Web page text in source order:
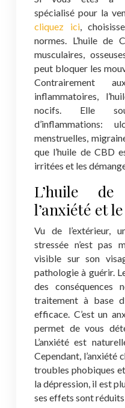
spécialisé pour la
cliquez ici,
normes. L’huile de
musculaires,
peut bloquer les
Contrairement
inflammatoires,
nocifs. Elle
d’inflammations:
menstruelles,
que l’huile de CBD
irritées et les
L’huile
l’anxiété et
Vu de l’extérieur,
stressée n’est pas
visible sur son
pathologie à guérir.
des conséquences
traitement à base
efficace. C’est un
permet de vous
L’anxiété est
Cependant, l’anxiété
troubles phobiques
la dépression, il est
ses effets sont réduits